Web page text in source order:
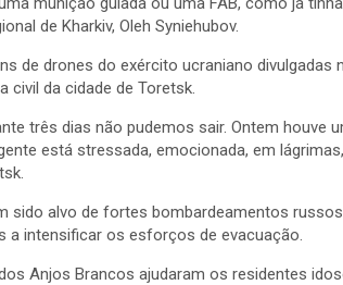
de Kharkiv, Oleh Syniehubov.
de drones do exército ucraniano
civil da cidade de Toretsk.
três dias não pudemos sair. Ontem houve
está stressada, emocionada, em
sido alvo de fortes bombardeamentos
a intensificar os esforços de evacuação.
Anjos Brancos ajudaram os residentes